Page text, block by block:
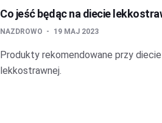
Co jeść będąc na diecie
NAZDROWO 19 MAJ 2023
Produkty rekomendowane przy diecie
lekkostrawnej.